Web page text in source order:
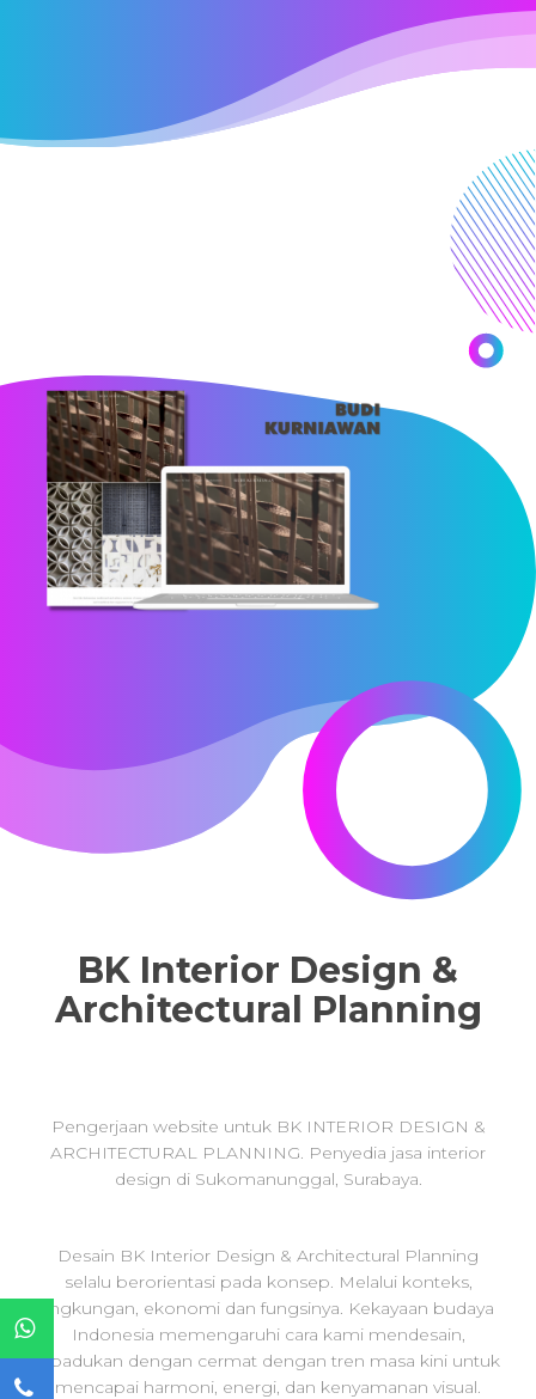
BK Interior Design &
Architectural Planning
Pengerjaan website untuk BK INTERIOR DESIGN &
ARCHITECTURAL PLANNING. Penyedia jasa interior
design di Sukomanunggal, Surabaya.
Desain BK Interior Design & Architectural Planning
selalu berorientasi pada konsep. Melalui konteks,
lingkungan, ekonomi dan fungsinya. Kekayaan budaya
Indonesia memengaruhi cara kami mendesain,
dipadukan dengan cermat dengan tren masa kini untuk
mencapai harmoni, energi, dan kenyamanan visual.